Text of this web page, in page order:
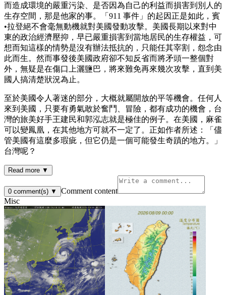
而造成環境的嚴重污染、是否因為自己的利益而損害到別人的
生存空間，那是他家的事。「911 事件」的起因正是如此，賓
•拉登絕不會毫無動機就對美國發動攻擊。美國長期以來對中
東的政治經濟壓抑，早已嚴重損害到當地居民的生存權益，可
想而知這樣的情勢是沒有辦法抵抗的，只能任其宰割，怨念由
此而生。然而事發後美國政府卻不知反省而將矛頭一整個對
外，無疑是在傷口上灑鹽巴，將來難免再來幾次攻擊，直到美
國人搞清楚狀況為止。
至於美國令人著迷的部分，大概就屬開放的平等機會。任何人
來到美國，只要有勇氣敢於奮鬥、冒險，都有成功的機會，台
灣的旅美好手王建民和郭泓志就是極佳的例子。在美國，麻雀
可以變鳳凰，在其他地方可就不一定了。正如作者所述：「儘
管美國有這麼多瑕疵，但它仍是一個可能發生奇蹟的地方。」
台灣呢？
Read more ▼
0 comment(s) ▼
Comment content
Misc